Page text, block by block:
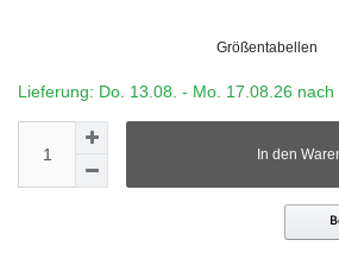
Größentabellen
Lieferung: Do. 13.08. - Mo. 17.08.26 nach
In den